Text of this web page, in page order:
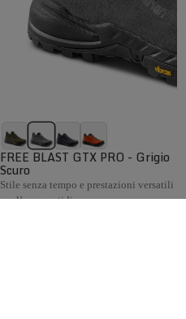
FREE BLAST GTX PRO - Grigio
Scuro
Stile senza tempo e prestazioni versatili
per l’uso quotidiano